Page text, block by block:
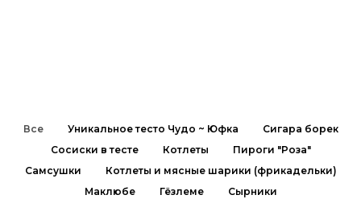
Все Уникальное тесто Чудо ~ Юфка
Сигара борек
Сосиски в тесте
Котлеты
Пироги "Роза"
Самсушки
Котлеты и мясные шарики (фрикадельки)
Маклюбе
Гёзлеме Сырники